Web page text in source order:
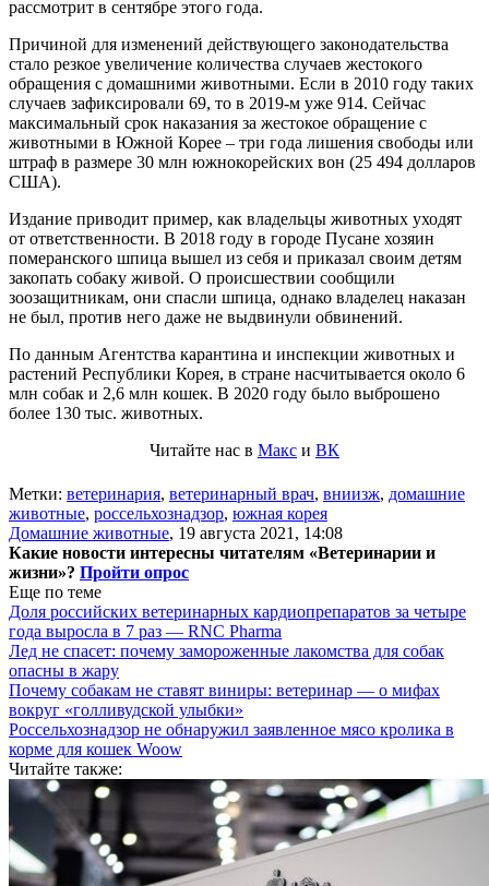
рассмотрит в сентябре этого года.
Причиной для изменений действующего законодательства
стало резкое увеличение количества случаев жестокого
обращения с домашними животными. Если в 2010 году таких
случаев зафиксировали 69, то в 2019-м уже 914. Сейчас
максимальный срок наказания за жестокое обращение с
животными в Южной Корее – три года лишения свободы или
штраф в размере 30 млн южнокорейских вон (25 494 долларов
США).
Издание приводит пример, как владельцы животных уходят
от ответственности. В 2018 году в городе Пусане хозяин
померанского шпица вышел из себя и приказал своим детям
закопать собаку живой. О происшествии сообщили
зоозащитникам, они спасли шпица, однако владелец наказан
не был, против него даже не выдвинули обвинений.
По данным Агентства карантина и инспекции животных и
растений Республики Корея, в стране насчитывается около 6
млн собак и 2,6 млн кошек. В 2020 году было выброшено
более 130 тыс. животных.
Читайте нас в Макс и ВК
Метки: ветеринария, ветеринарный врач, вниизж, домашние
животные, россельхознадзор, южная корея
Домашние животные, 19 августа 2021, 14:08
Какие новости интересны читателям «Ветеринарии и
жизни»? Пройти опрос
Еще по теме
Доля российских ветеринарных кардиопрепаратов за четыре
года выросла в 7 раз — RNC Pharma
Лед не спасет: почему замороженные лакомства для собак
опасны в жару
Почему собакам не ставят виниры: ветеринар — о мифах
вокруг «голливудской улыбки»
Россельхознадзор не обнаружил заявленное мясо кролика в
корме для кошек Woow
Читайте также: